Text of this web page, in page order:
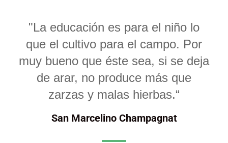
"La educación es para el niño lo
que el cultivo para el campo. Por
muy bueno que éste sea, si se deja
de arar, no produce más que
zarzas y malas hierbas.“
San Marcelino Champagnat